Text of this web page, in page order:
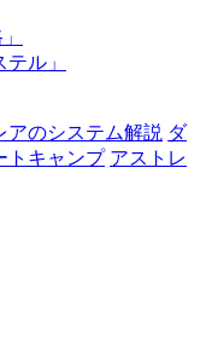
ル」
アのシステム解説 ダ
トキャンプ アストレ